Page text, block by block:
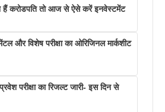
हैं करोडपति तो आज से ऐसे करें इनवेस्टमेंट
और विशेष परीक्षा का ओरिजिनल मार्कशीट
परीक्षा का रिजल्ट जारी- इस दिन से